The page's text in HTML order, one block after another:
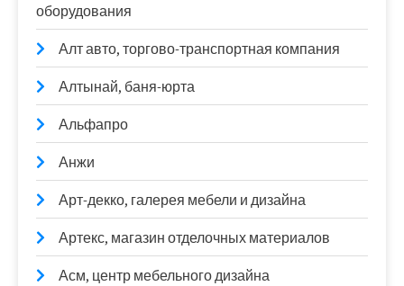
оборудования
Алт авто, торгово-транспортная компания
Алтынай, баня-юрта
Альфапро
Анжи
Арт-декко, галерея мебели и дизайна
Артекс, магазин отделочных материалов
Асм, центр мебельного дизайна